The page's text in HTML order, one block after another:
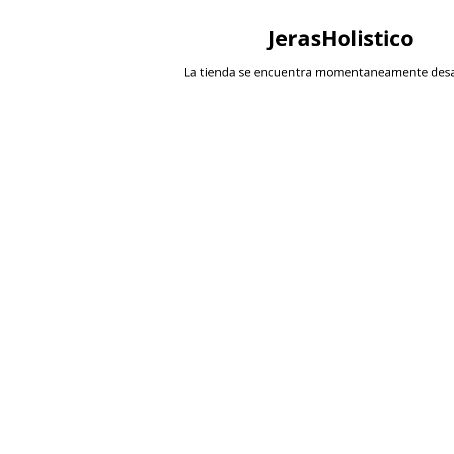
JerasHolistico
La tienda se encuentra momentaneamente